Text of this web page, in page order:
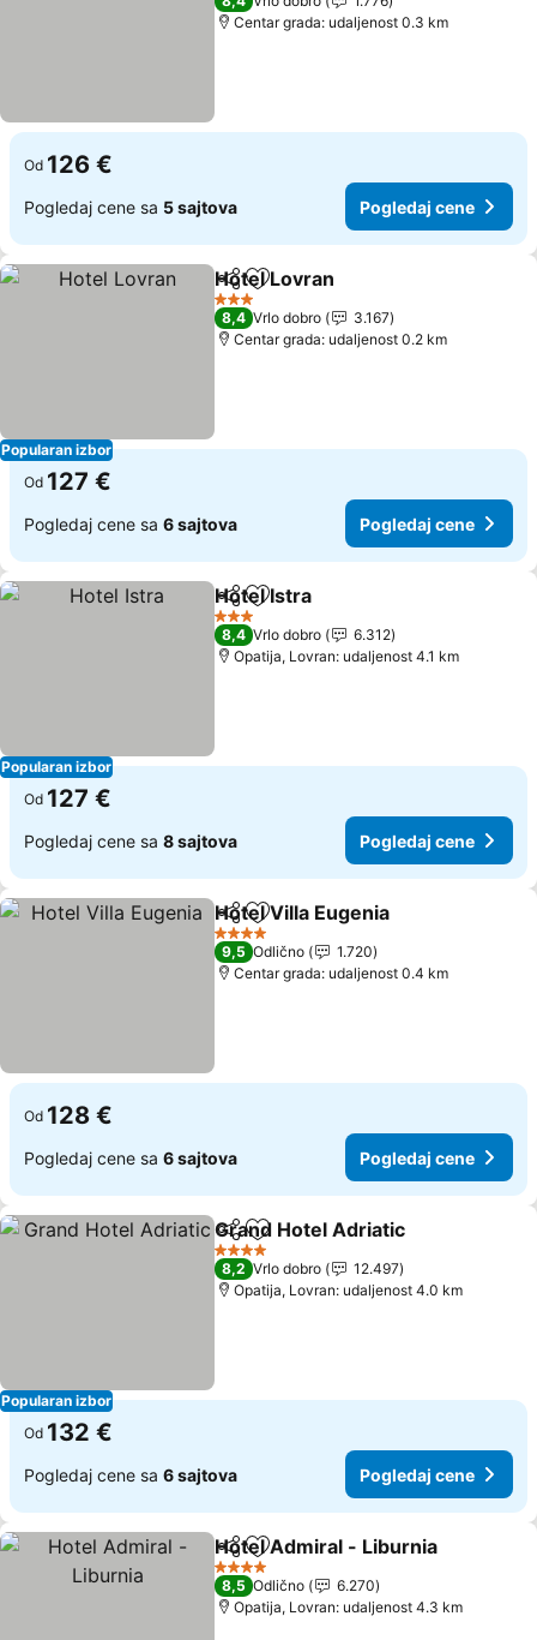
Centar grada: udaljenost 0.3 km
Od 126 €
Pogledaj cene sa 5 sajtova Pogledaj cene
Popularan izbor
Deli Dodati u favorite
Hotel Lovran
3 Zvezdice
8,4 Vrlo dobro
3.167
Centar grada: udaljenost 0.2 km
Od 127 €
Pogledaj cene sa 6 sajtova Pogledaj cene
Popularan izbor
Deli Dodati u favorite
Hotel Istra
3 Zvezdice
8,4 Vrlo dobro
6.312
Opatija, Lovran: udaljenost 4.1 km
Od 127 €
Pogledaj cene sa 8 sajtova Pogledaj cene
Deli Dodati u favorite
Hotel Villa Eugenia
4 Zvezdice
9,5 Odlično
1.720
Centar grada: udaljenost 0.4 km
Od 128 €
Pogledaj cene sa 6 sajtova Pogledaj cene
Popularan izbor
Deli Dodati u favorite
Grand Hotel Adriatic
4 Zvezdice
8,2 Vrlo dobro
12.497
Opatija, Lovran: udaljenost 4.0 km
Od 132 €
Pogledaj cene sa 6 sajtova Pogledaj cene
Deli Dodati u favorite
Hotel Admiral - Liburnia
4 Zvezdice
8,5 Odlično
6.270
Opatija, Lovran: udaljenost 4.3 km